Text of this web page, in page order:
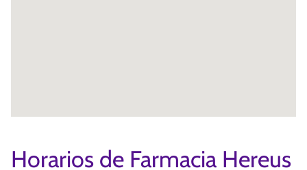
Horarios de Farmacia Hereus